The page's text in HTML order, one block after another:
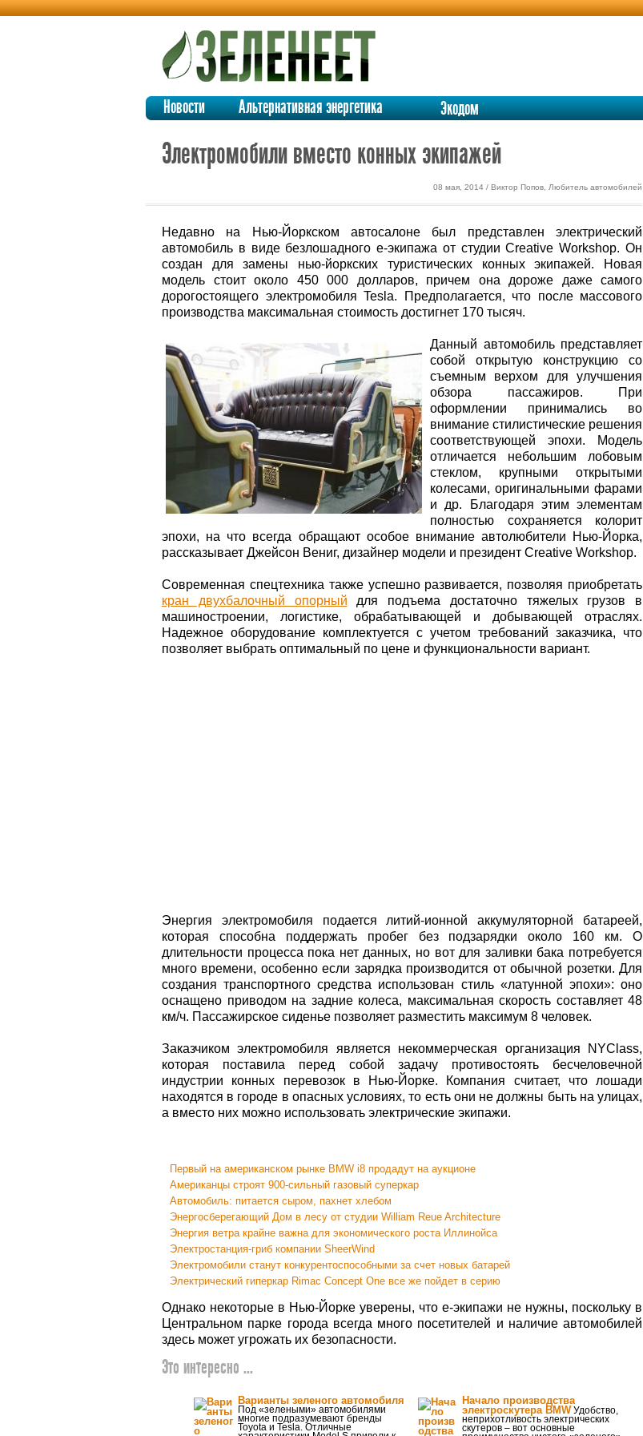
Новости Альтернативная энергетика Экодом
Электромобили вместо конных экипажей
08 мая, 2014 / Виктор Попов, Любитель автомобилей
Недавно на Нью-Йоркском автосалоне был представлен электрический
автомобиль в виде безлошадного е-экипажа от студии Creative Workshop. Он
создан для замены нью-йоркских туристических конных экипажей. Новая
модель стоит около 450 000 долларов, причем она дороже даже самого
дорогостоящего электромобиля Tesla. Предполагается, что после массового
производства максимальная стоимость достигнет 170 тысяч.
Данный автомобиль представляет
собой открытую конструкцию со
съемным верхом для улучшения
обзора пассажиров. При
оформлении принимались во
внимание стилистические решения
соответствующей эпохи. Модель
отличается небольшим лобовым
стеклом, крупными открытыми
колесами, оригинальными фарами
и др. Благодаря этим элементам
полностью сохраняется колорит
эпохи, на что всегда обращают особое внимание автолюбители Нью-Йорка,
рассказывает Джейсон Вениг, дизайнер модели и президент Creative Workshop.
Современная спецтехника также успешно развивается, позволяя приобретать
кран двухбалочный опорный для подъема достаточно тяжелых грузов в
машиностроении, логистике, обрабатывающей и добывающей отраслях.
Надежное оборудование комплектуется с учетом требований заказчика, что
позволяет выбрать оптимальный по цене и функциональности вариант.
Энергия электромобиля подается литий-ионной аккумуляторной батареей,
которая способна поддержать пробег без подзарядки около 160 км. О
длительности процесса пока нет данных, но вот для заливки бака потребуется
много времени, особенно если зарядка производится от обычной розетки. Для
создания транспортного средства использован стиль «латунной эпохи»: оно
оснащено приводом на задние колеса, максимальная скорость составляет 48
км/ч. Пассажирское сиденье позволяет разместить максимум 8 человек.
Заказчиком электромобиля является некоммерческая организация NYClass,
которая поставила перед собой задачу противостоять бесчеловечной
индустрии конных перевозок в Нью-Йорке. Компания считает, что лошади
находятся в городе в опасных условиях, то есть они не должны быть на улицах,
а вместо них можно использовать электрические экипажи.
Первый на американском рынке BMW i8 продадут на аукционе
Американцы строят 900-сильный газовый суперкар
Автомобиль: питается сыром, пахнет хлебом
Энергосберегающий Дом в лесу от студии William Reue Architecture
Энергия ветра крайне важна для экономического роста Иллинойса
Электростанция-гриб компании SheerWind
Электромобили станут конкурентоспособными за счет новых батарей
Электрический гиперкар Rimac Concept One все же пойдет в серию
Однако некоторые в Нью-Йорке уверены, что е-экипажи не нужны, поскольку в
Центральном парке города всегда много посетителей и наличие автомобилей
здесь может угрожать их безопасности.
Это интересно ...
Варианты зеленого автомобиля
Под «зелеными» автомобилями
многие подразумевают бренды
Toyota и Tesla. Отличные
Начало производства
электроскутера BMW Удобство,
неприхотливость электрических
скутеров – вот основные